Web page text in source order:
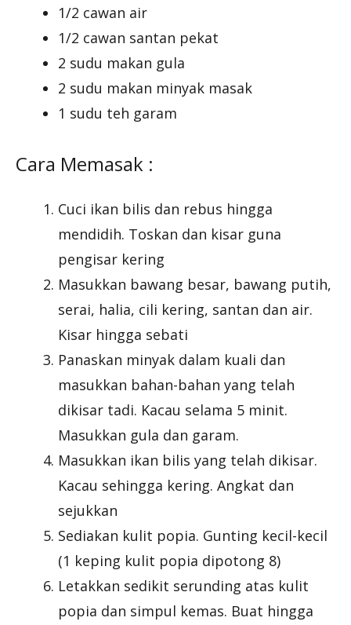
1/2 cawan air
1/2 cawan santan pekat
2 sudu makan gula
2 sudu makan minyak masak
1 sudu teh garam
Cara Memasak :
Cuci ikan bilis dan rebus hingga
mendidih. Toskan dan kisar guna
pengisar kering
Masukkan bawang besar, bawang putih,
serai, halia, cili kering, santan dan air.
Kisar hingga sebati
Panaskan minyak dalam kuali dan
masukkan bahan-bahan yang telah
dikisar tadi. Kacau selama 5 minit.
Masukkan gula dan garam.
Masukkan ikan bilis yang telah dikisar.
Kacau sehingga kering. Angkat dan
sejukkan
Sediakan kulit popia. Gunting kecil-kecil
(1 keping kulit popia dipotong 8)
Letakkan sedikit serunding atas kulit
popia dan simpul kemas. Buat hingga